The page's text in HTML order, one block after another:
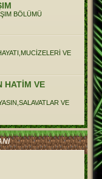
BÖLÜMÜ
VE
HATİM VE
VE